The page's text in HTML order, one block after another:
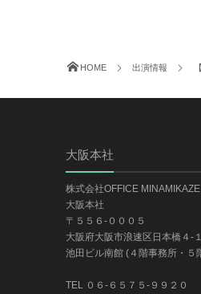
HOME 出演情報
大阪本社
株式会社OFFICE MINAMIKAZE
大阪本社
〒５５６-０００５
大阪府大阪市浪速区日本橋４-
池田ビル南館 (４階事務所・５
TEL ０６-６５７５-９９２０